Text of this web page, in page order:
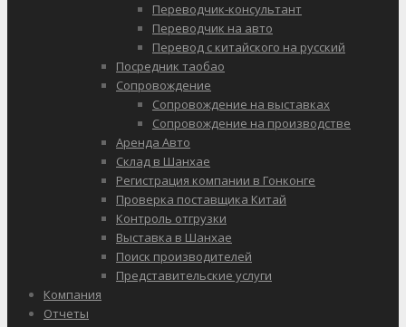
Переводчик-консультант
Переводчик на авто
Перевод с китайского на русский
Посредник таобао
Сопровождение
Сопровождение на выставках
Сопровождение на производстве
Аренда Авто
Склад в Шанхае
Регистрация компании в Гонконге
Проверка поставщика Китай
Контроль отгрузки
Выставка в Шанхае
Поиск производителей
Представительские услуги
Компания
Отчеты